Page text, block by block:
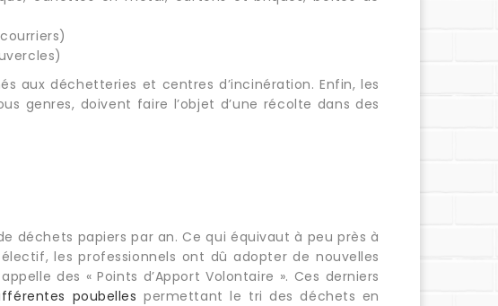
aux déchetteries et centres d’incinération. Enfin, les
genres, doivent faire l’objet d’une récolte dans des
déchets papiers par an. Ce qui équivaut à peu près à
les professionnels ont dû adopter de nouvelles
des « Points d’Apport Volontaire ». Ces derniers
poubelles permettant le tri des déchets en